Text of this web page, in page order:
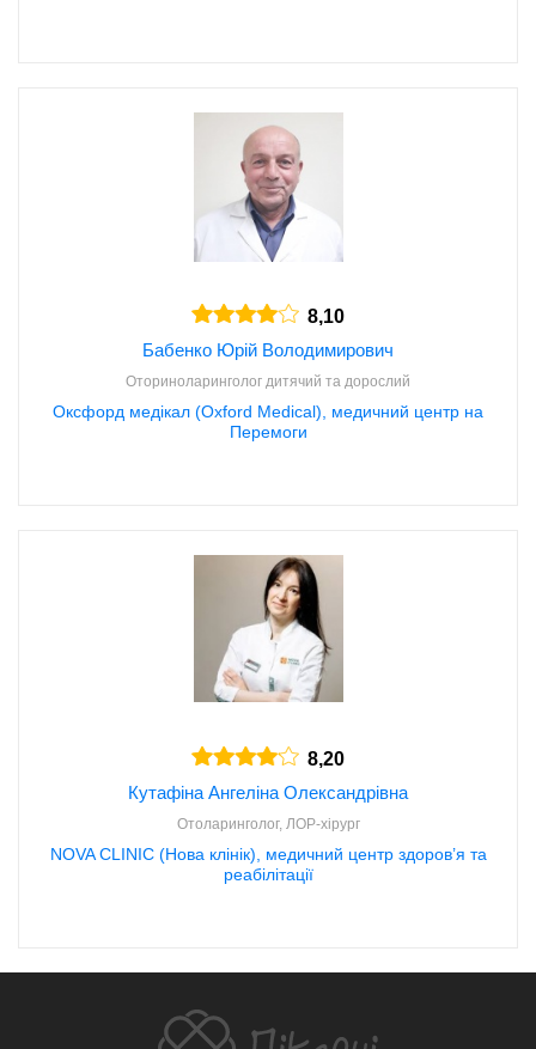
8,10
Бабенко Юрій Володимирович
Оториноларинголог дитячий та дорослий
Оксфорд медікал (Oxford Medical), медичний центр на
Перемоги
8,20
Кутафіна Ангеліна Олександрівна
Отоларинголог, ЛОР-хірург
NOVA CLINIC (Нова клінік), медичний центр здоров’я та
реабілітації